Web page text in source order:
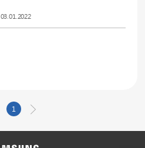
03.01.2022
1